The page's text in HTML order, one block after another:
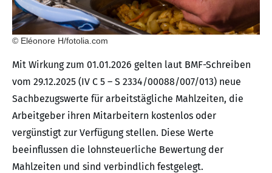
© Eléonore H/fotolia.com
Mit Wirkung zum 01.01.2026 gelten laut BMF-Schreiben
vom 29.12.2025 (IV C 5 – S 2334/00088/007/013) neue
Sachbezugswerte für arbeitstägliche Mahlzeiten, die
Arbeitgeber ihren Mitarbeitern kostenlos oder
vergünstigt zur Verfügung stellen. Diese Werte
beeinflussen die lohnsteuerliche Bewertung der
Mahlzeiten und sind verbindlich festgelegt.